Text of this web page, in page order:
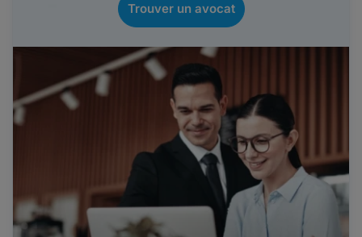
Trouver un avocat